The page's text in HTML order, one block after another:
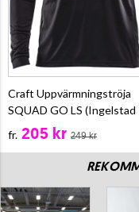
Craft Uppvärmningströja
SQUAD GO LS (Ingelstad
fr. 205 kr 249 kr